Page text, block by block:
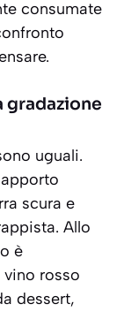
consumate
gradazione
uguali.
scura e
Allo
è
rosso
dessert,